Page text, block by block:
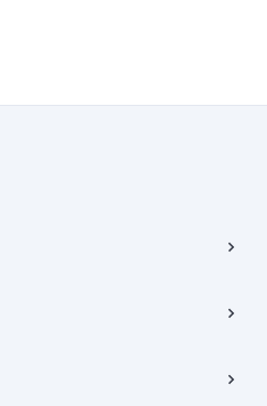
로 6(중학동, 트윈트리빌딩) B동 5층
동 율곡로 24, 7층, 8층 미소
책임은 거래당사자에게 있습니다.